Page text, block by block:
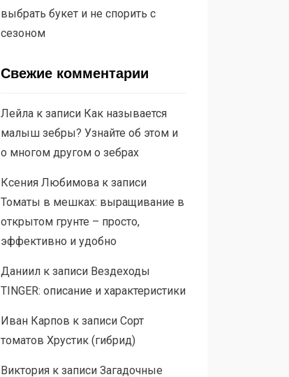
выбрать букет и не спорить с
сезоном
Свежие комментарии
Лейлак записи Как называется
малыш зебры? Узнайте об этом и
о многом другом о зебрах
Ксения Любимовак записи
Томаты в мешках: выращивание в
открытом грунте – просто,
эффективно и удобно
Даниилк записи Вездеходы
TINGER: описание и характеристики
Иван Карпов к записи Сорт
томатов Хрустик (гибрид)
Викторияк записи Загадочные